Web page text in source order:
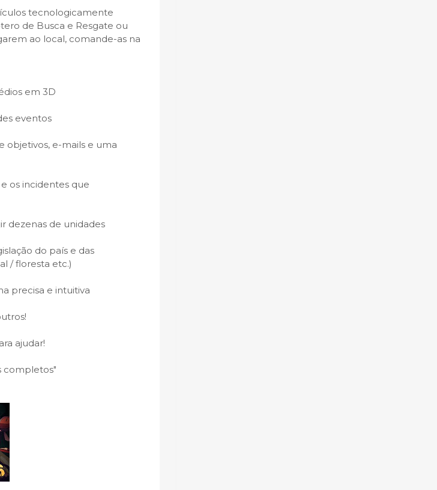
tecnologicamente
de Busca e Resgate ou
ao local, comande-as na
em 3D
eventos
e-mails e uma
os incidentes que
dezenas de unidades
do país e das
/ floresta etc.)
precisa e intuitiva
ajudar!
completos"